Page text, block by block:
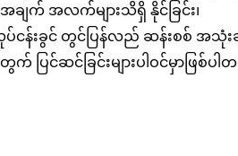
ချက် အလက်များသိရှိ နိုင်ခြင်း၊
းခွင် တွင်ပြန်လည် ဆန်းစစ် အသုံးချ
ပြင်ဆင်ခြင်းများပါဝင်မှာဖြစ်ပါ